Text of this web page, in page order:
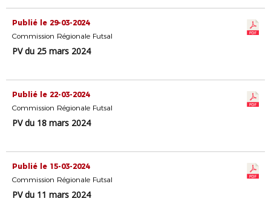
Publié le 29-03-2024
Commission Régionale Futsal
PV du 25 mars 2024
Publié le 22-03-2024
Commission Régionale Futsal
PV du 18 mars 2024
Publié le 15-03-2024
Commission Régionale Futsal
PV du 11 mars 2024